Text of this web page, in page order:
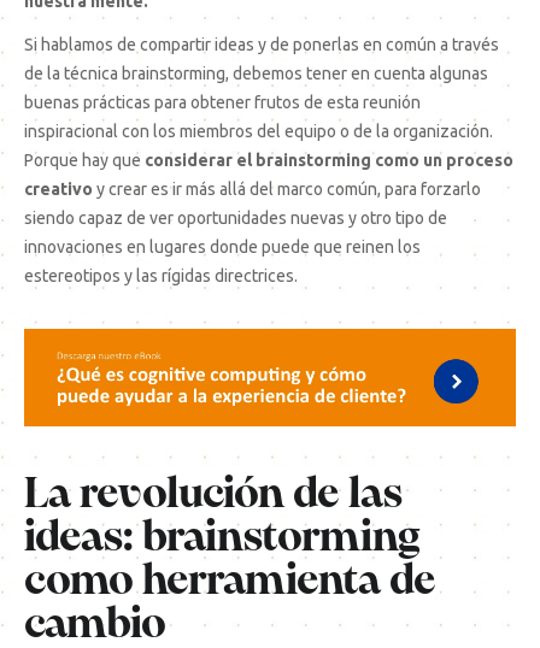
Si hablamos de compartir ideas y de ponerlas en común a través
de la técnica brainstorming, debemos tener en cuenta algunas
buenas prácticas para obtener frutos de esta reunión
inspiracional con los miembros del equipo o de la organización.
Porque hay que considerar el brainstorming como un proceso
creativo y crear es ir más allá del marco común, para forzarlo
siendo capaz de ver oportunidades nuevas y otro tipo de
innovaciones en lugares donde puede que reinen los
estereotipos y las rígidas directrices.
La revolución de las
ideas: brainstorming
como herramienta de
cambio